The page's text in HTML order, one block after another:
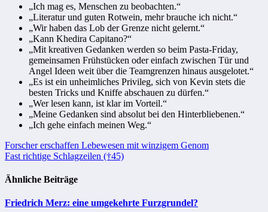
„Ich mag es, Menschen zu beobachten.“
„Literatur und guten Rotwein, mehr brauche ich nicht.“
„Wir haben das Lob der Grenze nicht gelernt.“
„Kann Khedira Capitano?“
„Mit kreativen Gedanken werden so beim Pasta-Friday,
gemeinsamen Frühstücken oder einfach zwischen Tür und
Angel Ideen weit über die Teamgrenzen hinaus ausgelotet.“
„Es ist ein unheimliches Privileg, sich von Kevin stets die
besten Tricks und Kniffe abschauen zu dürfen.“
„Wer lesen kann, ist klar im Vorteil.“
„Meine Gedanken sind absolut bei den Hinterbliebenen.“
„Ich gehe einfach meinen Weg.“
Beitragsnavigation
Forscher erschaffen Lebewesen mit winzigem Genom
Fast richtige Schlagzeilen (†45)
Ähnliche Beiträge
Friedrich Merz: eine umgekehrte Furzgrundel?